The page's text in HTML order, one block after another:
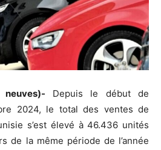
neuves)- Depuis le début de
2024, le total des ventes de
s’est élevé à 46.436 unités
de la même période de l’année